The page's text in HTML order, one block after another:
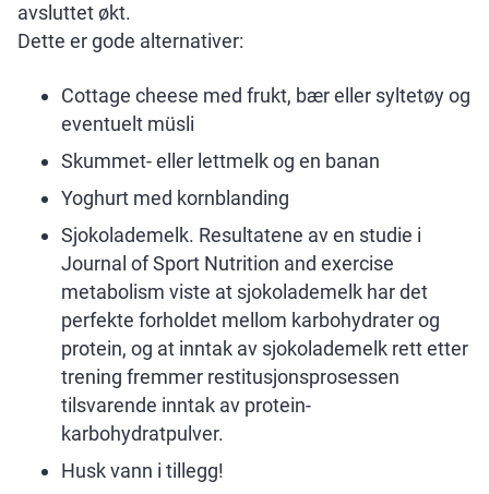
avsluttet økt.
Dette er gode alternativer:
Cottage cheese med frukt, bær eller syltetøy og
eventuelt müsli
Skummet- eller lettmelk og en banan
Yoghurt med kornblanding
Sjokolademelk. Resultatene av en studie i
Journal of Sport Nutrition and exercise
metabolism viste at sjokolademelk har det
perfekte forholdet mellom karbohydrater og
protein, og at inntak av sjokolademelk rett etter
trening fremmer restitusjonsprosessen
tilsvarende inntak av protein-
karbohydratpulver.
Husk vann i tillegg!